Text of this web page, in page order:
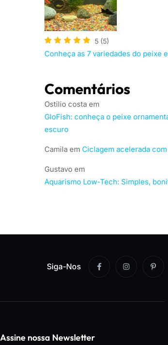
5 (5)
Conheça as 7 variedades do peixe
Comentários
Ostilio costa em
GloFish: conheça o peixe
escuro
Camila em Ciclagem acelerada
Gustavo em
Aquarismo Low-Tech: Simples,
Siga-Nos
Assine nossa Newsletter